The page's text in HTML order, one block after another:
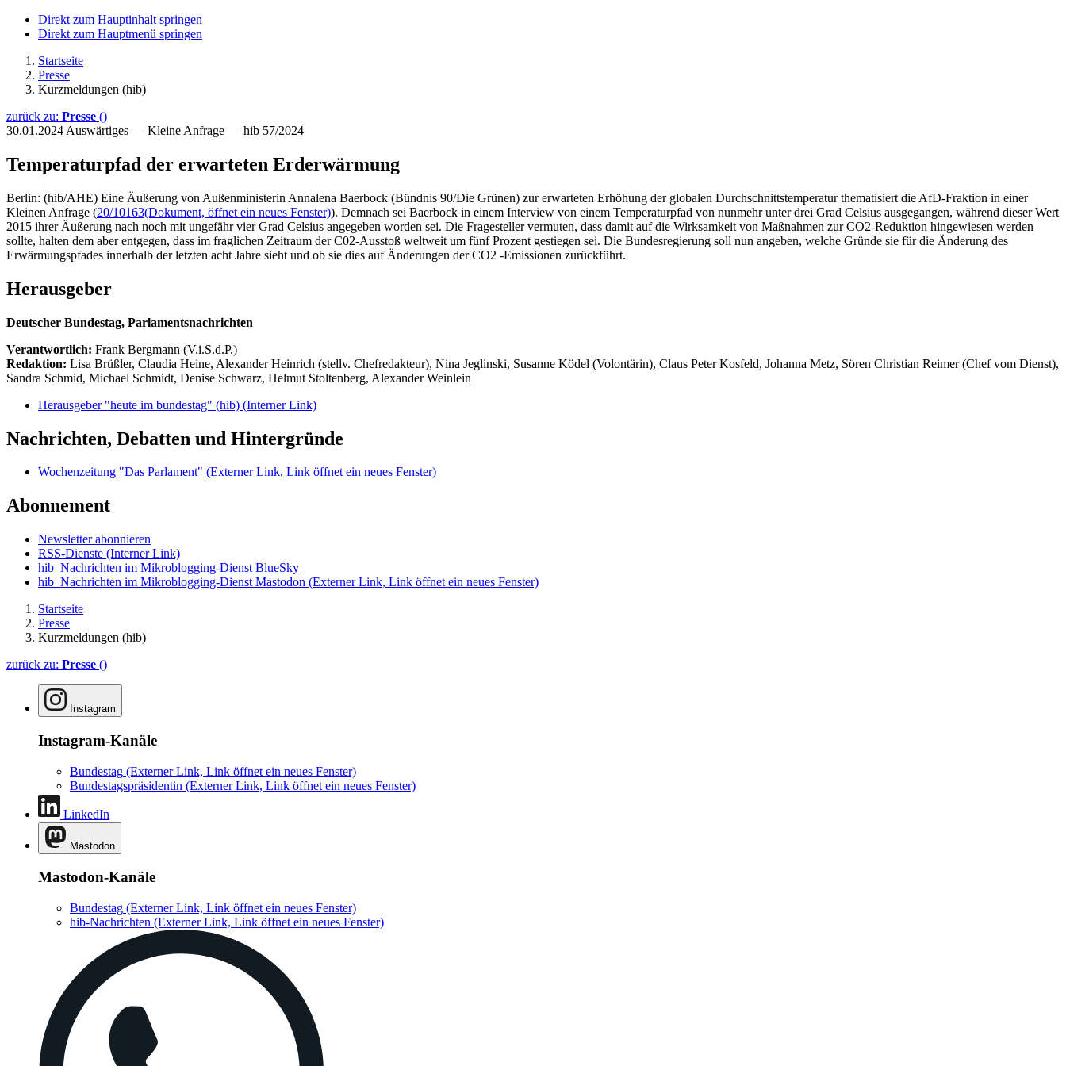
Direkt zum Hauptinhalt springen
Direkt zum Hauptmenü springen
Startseite
Presse
Kurzmeldungen (hib)
zurück zu: Presse ()
30.01.2024 Auswärtiges — Kleine Anfrage — hib 57/2024
Temperaturpfad der erwarteten Erderwärmung
Berlin: (hib/AHE) Eine Äußerung von Außenministerin Annalena Baerbock (Bündnis 90/Die Grünen) zur erwarteten Erhöhung der globalen Durchschnittstemperatur thematisiert die AfD-Fraktion in einer
Kleinen Anfrage (20/10163(Dokument, öffnet ein neues Fenster)). Demnach sei Baerbock in einem Interview von einem Temperaturpfad von nunmehr unter drei Grad Celsius ausgegangen, während dieser Wert
2015 ihrer Äußerung nach noch mit ungefähr vier Grad Celsius angegeben worden sei. Die Fragesteller vermuten, dass damit auf die Wirksamkeit von Maßnahmen zur CO2-Reduktion hingewiesen werden
sollte, halten dem aber entgegen, dass im fraglichen Zeitraum der C02-Ausstoß weltweit um fünf Prozent gestiegen sei. Die Bundesregierung soll nun angeben, welche Gründe sie für die Änderung des
Erwärmungspfades innerhalb der letzten acht Jahre sieht und ob sie dies auf Änderungen der CO2 -Emissionen zurückführt.
Herausgeber
Deutscher Bundestag, Parlamentsnachrichten
Verantwortlich: Frank Bergmann (V.i.S.d.P.)
Redaktion: Lisa Brüßler, Claudia Heine, Alexander Heinrich (stellv. Chefredakteur), Nina Jeglinski, Susanne Ködel (Volontärin), Claus Peter Kosfeld, Johanna Metz, Sören Christian Reimer (Chef vom Dienst),
Sandra Schmid, Michael Schmidt, Denise Schwarz, Helmut Stoltenberg, Alexander Weinlein
Herausgeber "heute im bundestag" (hib) (Interner Link)
Nachrichten, Debatten und Hintergründe
Wochenzeitung "Das Parlament" (Externer Link, Link öffnet ein neues Fenster)
Abonnement
Newsletter abonnieren
RSS-Dienste (Interner Link)
hib_Nachrichten im Mikroblogging-Dienst BlueSky
hib_Nachrichten im Mikroblogging-Dienst Mastodon (Externer Link, Link öffnet ein neues Fenster)
Startseite
Presse
Kurzmeldungen (hib)
zurück zu: Presse ()
Instagram
Instagram-Kanäle
Bundestag (Externer Link, Link öffnet ein neues Fenster)
Bundestagspräsidentin (Externer Link, Link öffnet ein neues Fenster)
LinkedIn
Mastodon
Mastodon-Kanäle
Bundestag (Externer Link, Link öffnet ein neues Fenster)
hib-Nachrichten (Externer Link, Link öffnet ein neues Fenster)